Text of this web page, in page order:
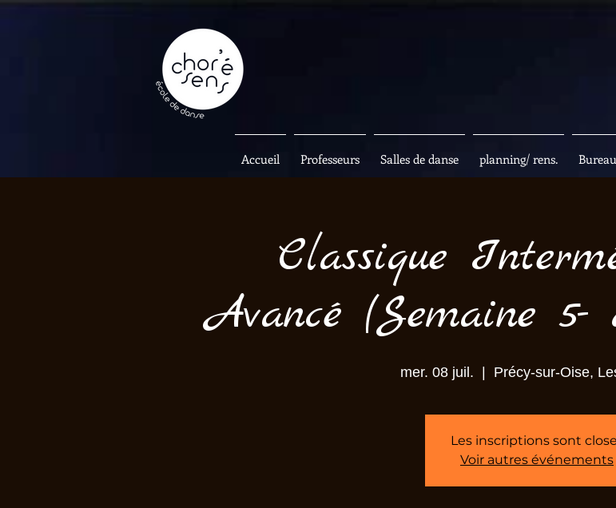
Accueil Professeurs Salles de danse planning/ rens. Bureau
Classique
Avancé (Semaine 5-
mer. 08 juil. Précy-sur-Oise,
Les inscriptions sont
Voir autres événements